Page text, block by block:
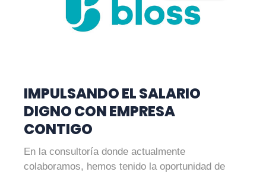
IMPULSANDO EL SALARIO
DIGNO CON EMPRESA
CONTIGO
En la consultoría donde actualmente
colaboramos, hemos tenido la oportunidad de